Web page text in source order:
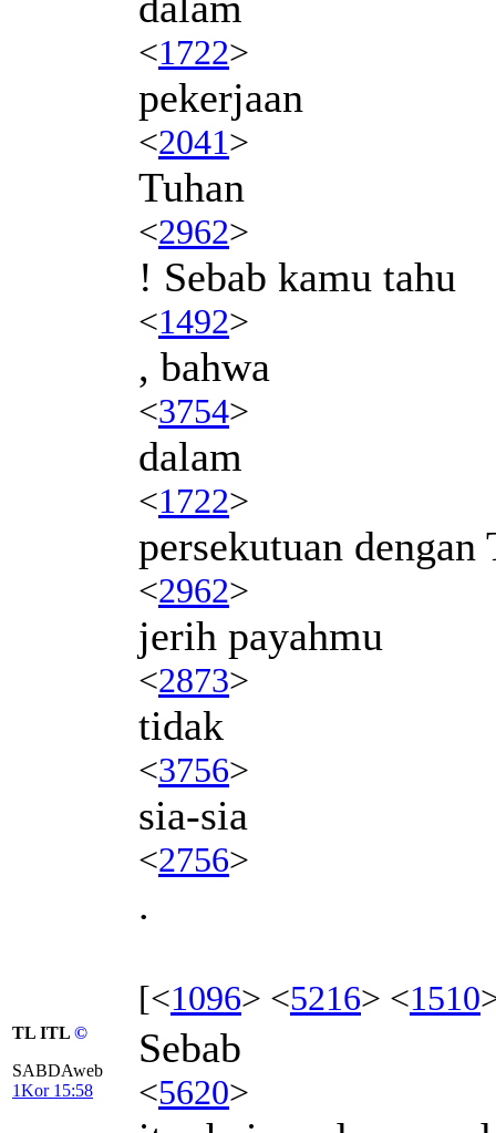
<1722>
pekerjaan
<2041>
Tuhan
<2962>
! Sebab kamu tahu
<1492>
, bahwa
<3754>
dalam
<1722>
persekutuan dengan
<2962>
jerih payahmu
<2873>
tidak
<3756>
sia-sia
<2756>
.
[<1096> <5216> <1510
TL ITL ©
SABDAweb
1Kor 15:58
Sebab
<5620>